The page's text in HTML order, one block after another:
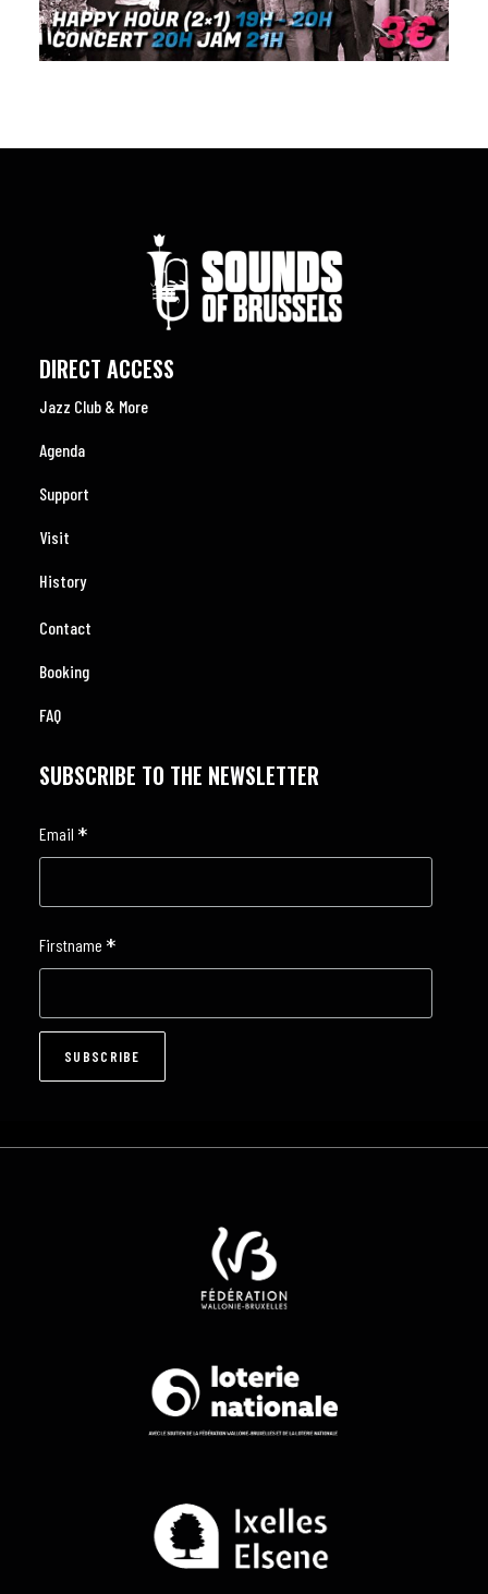
DIRECT ACCESS
Jazz Club & More
Agenda
Support
Visit
History
Contact
Booking
FAQ
SUBSCRIBE TO THE NEWSLETTER
Email *
Firstname *